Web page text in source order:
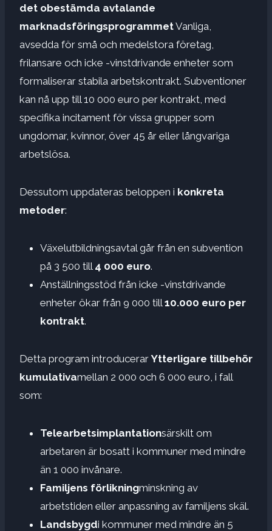
det obestämda avtalande
marknadsföringsprogrammetVanliga,
avsedda för små och medelstora företag,
frilansare och icke -vinstdrivande enheter som
formaliserar stabila arbetskontrakt. Subventioner
kan nå upp till 10 000 euro per kontrakt, med
specifika incitament för vissa grupper som
ungdomar, kvinnor, över 45 år eller långvariga
arbetslösa.
Dessutom uppdateras beloppen i konkreta
metoder:
Växelutbildningsavtal går från en subvention
på 3 500 till 4 000 euro.
Anställningsstöd från icke -vinstdrivande
enheter ökar från 9 000 till 10.000 euro per
kontrakt.
Detta program introducerarYtterligare tillbehör
kumulativamellan 2 000 och 6 000 euro, i fall
som:
Telearbetsimplantationsärskilt om
arbetaren är bosatt i kommuner med mindre
än 1 000 invånare.
Familjens förlikningminskning av
arbetstiden eller anpassning av familjens skäl.
Landsbygdi kommuner med mindre än 5